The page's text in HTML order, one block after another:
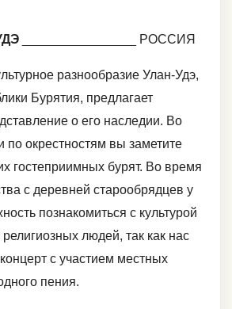
________________ РОССИЯ
разнообразие Улан-Удэ,
Бурятия, предлагает
о его наследии. Во
по окрестностям вы заметите
гостеприимных бурят. Во время
с деревней старообрядцев у
познакомиться с культурой
религиозных людей, так как нас
с участием местных
пения.